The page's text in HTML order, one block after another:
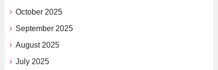
October 2025
September 2025
August 2025
July 2025